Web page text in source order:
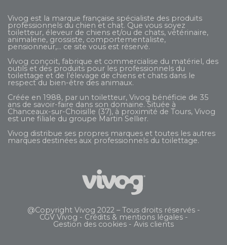
Vivog est la marque française spécialiste des produits
professionnels du chien et chat. Que vous soyez
toiletteur, éleveur de chiens et/ou de chats, vétérinaire,
animalerie, grossiste, comportementaliste,
pensionneur,... ce site vous est réservé.
Vivog conçoit, fabrique et commercialise du matériel, des
outils et des produits pour les professionnels du
toilettage et de l’élevage de chiens et chats dans le
respect du bien-être des animaux.
Créée en 1988, par un toiletteur, Vivog bénéficie de 35
ans de savoir-faire dans son domaine. Située à
Chanceaux-sur-Choisille (37), à proximité de Tours, Vivog
est une filiale du groupe Martin Sellier.
Vivog distribue ses propres marques et toutes les autres
marques destinées aux professionnels du toilettage.
@Copyright Vivog 2022 – Tous droits réservés -
CGV Vivog - Crédits & mentions légales-
Gestion des cookies - Avis clients